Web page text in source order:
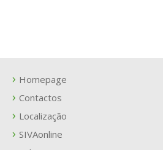
Homepage
Contactos
Localização
SIVAonline